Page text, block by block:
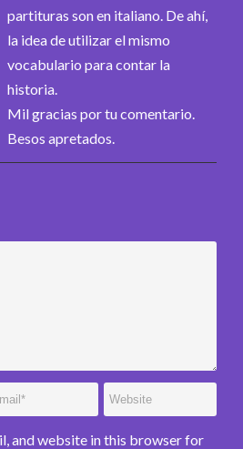
partituras son en italiano. De ahí,
la idea de utilizar el mismo
vocabulario para contar la
historia.
Mil gracias por tu comentario.
Besos apretados.
and website in this browser for